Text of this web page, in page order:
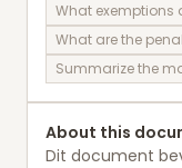
What exemptions
What are the
Summarize the
About this
Dit document